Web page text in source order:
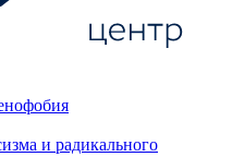
и радикального